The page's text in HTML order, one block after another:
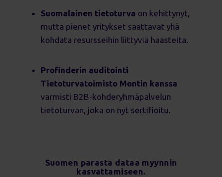
Suomalainen tietoturva on kehittynyt,
mutta pienet yritykset saattavat yhä
kohdata resursseihin liittyviä haasteita.
Profinderin auditointi
Tietoturvatoimisto Montin kanssa
varmisti B2B-kohderyhmäpalvelun
tietoturvan, joka on nyt sertifioitu.
Suomen parasta dataa myynnin
kasvattamiseen.